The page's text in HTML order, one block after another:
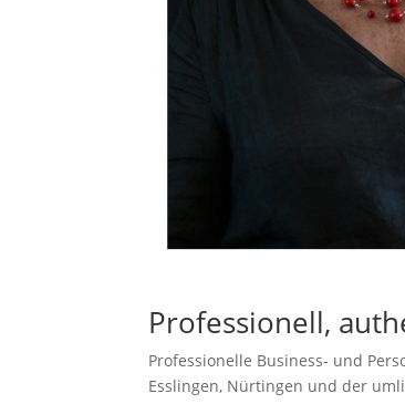
Professionell,
Professionelle Business- und
Esslingen, Nürtingen und der